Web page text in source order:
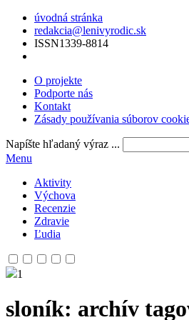
úvodná stránka
redakcia@lenivyrodic.sk
ISSN1339-8814
O projekte
Podporte nás
Kontakt
Zásady používania súborov
Napíšte hľadaný výraz ...
Menu
Aktivity
Výchova
Recenzie
Zdravie
Ľudia
1
sloník: archív